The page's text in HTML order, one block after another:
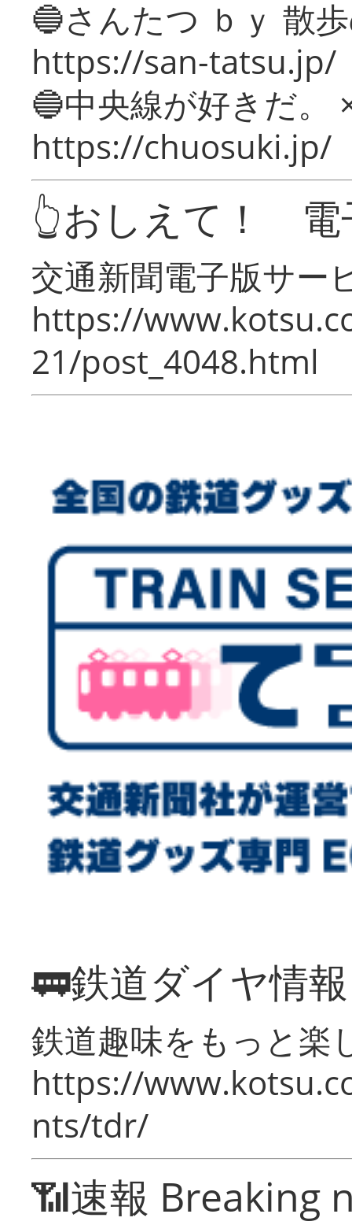
🔵さんたつ ｂｙ 散
https://san-tatsu.jp/
🔵中央線が好きだ。
https://chuosuki.jp/
👆おしえて！ 電
交通新聞電子版サー
https://
21/post_4048.html
🚃鉄道ダイヤ情
鉄道趣味をもっと楽
https://
nts/tdr/
📶速報 Breaking